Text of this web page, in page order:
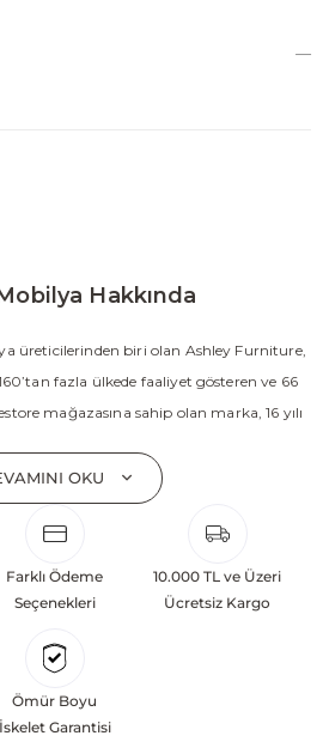
Hakkında
üreticilerinden biri olan Ashley Furniture,
fazla ülkede faaliyet gösteren ve 66
mağazasına sahip olan marka, 16 yılı
yemek odası, home ofis ve ev dekorasyon
20’den fazla ürün kategorisinde geniş bir
ve hareketli koltuklar, yataklar, bahçe
grupları ile ürün yelpazesini sürekli
verimli global altyapısı sayesinde dünya
gelecekte yaratacağı değerlere
temel yaklaşım olarak benimsemektedir.
Kayseri Serbest Bölgesi’nde 100
OKU
Farklı Ödeme
Seçenekleri
10.000 TL ve Üzeri
Ücretsiz Kargo
Ömür Boyu
İskelet Garantisi